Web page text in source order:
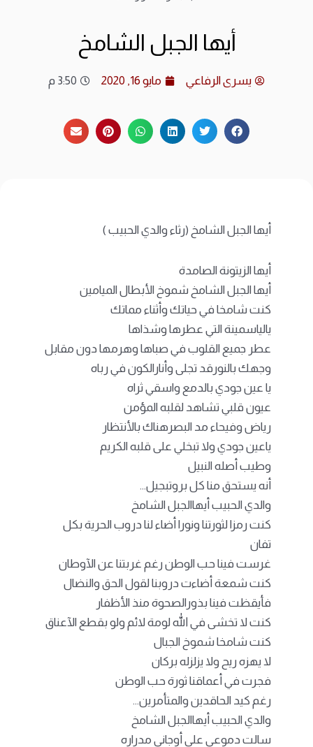
أيها الجبل الشامخ
يسرى الرفاعي مايو 16, 2020 3:50 م
أيها الجبل الشامخ (رثاء والدي الحبيب )
أيها الزيتونة الصامدة
أيها الجبل الشامخ شموخ الأبطال الميامين
كنت شامخا في حياتك وأثناء مماتك
يالياسمينة التي عطرها وشذاها
عطر جميع القلوب في صباها وهرمها دون مقابل
وجهك بالنورقد تجلى وأنارالكون في رباه
يا عين جودي بالدمع واسقي ثراه
عيون قلبي تشاهد لقلبه المؤمن
رياض وفيحاء مد البصرهناك بالأنتظار
ياعين جودي ولا تبخلي على قلبه الكريم
وطيب أصله النبيل
أنه يستحق منا كل بروتبجيل…
والدي الحبيب أيهاالجبل الشامخ
كنت رمزا لثورتنا ونورا أضاء لنا دروب الحرية بكل
تفان
غرست فينا حب الوطن رغم غربتنا عن الآوطان
كنت شمعة أضاءت دروبنا لقول الحق والنضال
فأيقظت فينا بذورالصحوة منذ الأظفار
كنت لا تخشى في الله لومة لائم ولو بقطع الآعناق
كنت شامخا شموخ الجبال
لا يهزه ريح ولا يزلزله بركان
فجرت في أعماقنا ثورة حب الوطن
رغم كيد الحاقدين والمتأمرين…
والدي الحبيب أيهاالجبل الشامخ
سالت دموعي على أوجاني مدراره